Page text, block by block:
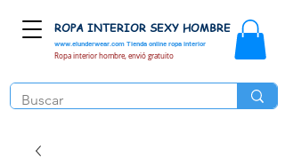
www.elunderwear.com Tienda online ropa interior
ROPA INTERIOR SEXY HOMBRE
Ropa interior hombre, envió gratuito